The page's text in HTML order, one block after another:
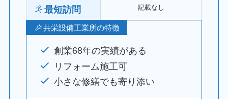
最短訪問 記載なし
共栄設備工業所の特徴
創業68年の実績がある
リフォーム施工可
小さな修繕でも寄り添い